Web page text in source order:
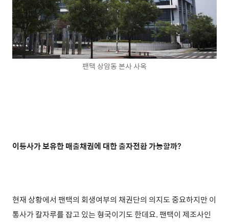
팬택 상암동 본사 사옥
이통사가 보유한 매출채권에 대한 출자전환 가능할까?
현재 상황에서 팬택의 회생여부의 채권단의 의지도 중요하지만 이
통사가 칼자루를 잡고 있는 형국이기도 한데요. 팬택이 제조사인